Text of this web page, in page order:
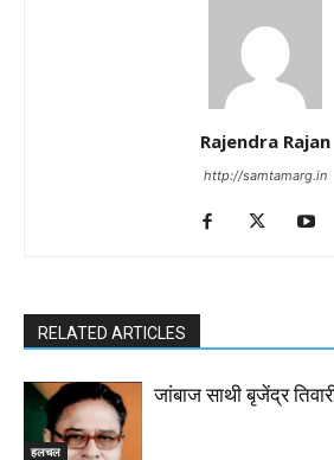
Rajendra Rajan
http://samtamarg.in
RELATED ARTICLES
हलचल
जांबाज साथी बृजेंद्र